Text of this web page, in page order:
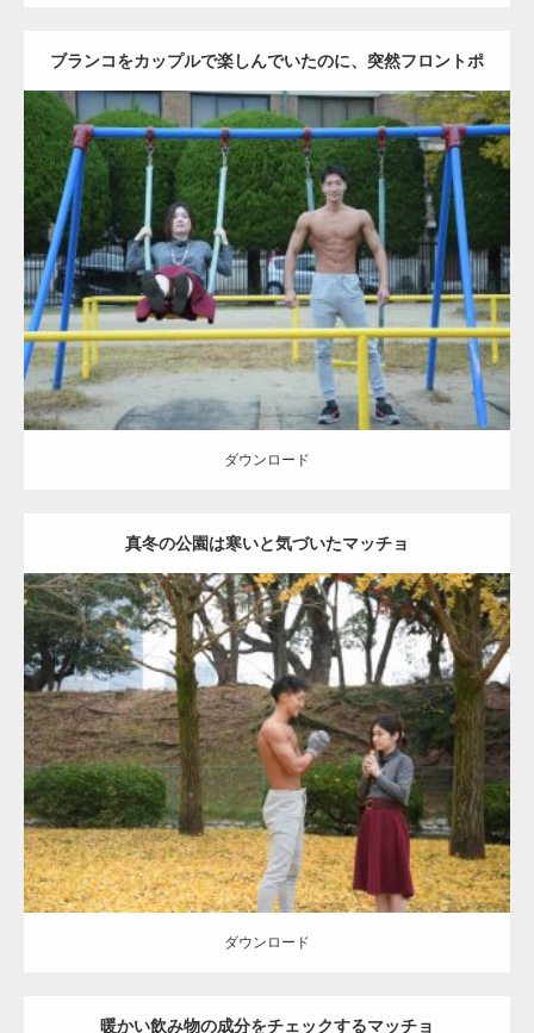
ブランコをカップルで楽しんでいたのに、突然フロントポ
ーズをするマッチョ
Update: 2021.07.6
Category:公園のマッチョ その他 AKIHITO(細マッチョ) 腹筋 大胸筋
ダウンロード
ダウンロード
真冬の公園は寒いと気づいたマッチョ
Update: 2021.07.8
Category:公園のマッチョ その他 AKIHITO(細マッチョ) 上腕三頭筋
肩
ダウンロード
ダウンロード
暖かい飲み物の成分をチェックするマッチョ